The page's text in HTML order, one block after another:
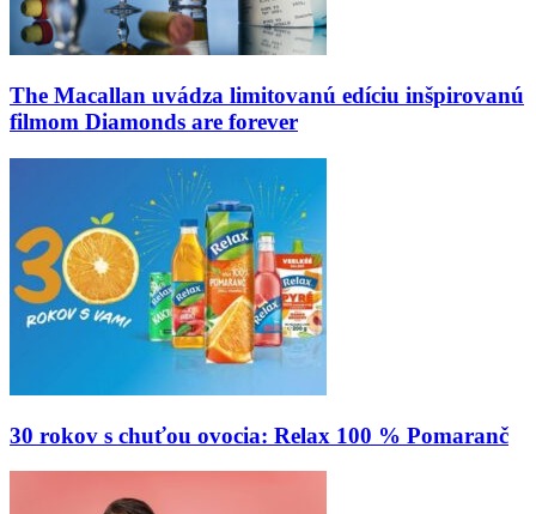
The Macallan uvádza limitovanú edíciu inšpirovanú
filmom Diamonds are forever
30 rokov s chuťou ovocia: Relax 100 % Pomaranč